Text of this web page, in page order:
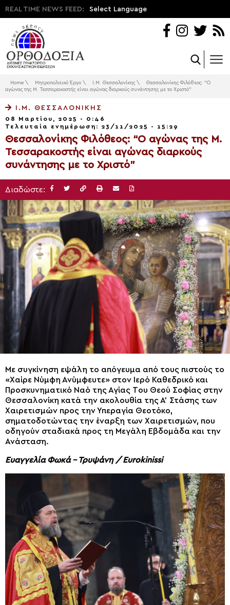
REAL TIME NEWS FEED: Select Language
Home \ Μητροπολιτικό Έργο \ Ι.Μ. Θεσσαλονίκης \
Θεσσαλονίκης Φιλόθεος: “Ο
αγώνας της Μ. Τεσσαρακοστής είναι αγώνας διαρκούς συνάντησης με το Χριστό”
Ι.Μ. ΘΕΣΣΑΛΟΝΊΚΗΣ
08 Μαρτίου, 2025 - 0:46
Τελευταία ενημέρωση: 23/11/2025 - 15:29
Θεσσαλονίκης Φιλόθεος: “Ο αγώνας της Μ.
Τεσσαρακοστής είναι αγώνας διαρκούς
συνάντησης με το Χριστό”
Διαδώστε:
Με συγκίνηση εψάλη το απόγευμα από τους πιστούς το
«Χαίρε Νύμφη Ανύμφευτε» στον Ιερό Καθεδρικό και
Προσκυνηματικό Ναό της Αγίας Tου Θεού Σοφίας στην
Θεσσαλονίκη κατά την ακολουθία της Α’ Στάσης των
Χαιρετισμών προς την Υπεραγία Θεοτόκο,
σηματοδοτώντας την έναρξη των Χαιρετισμών, που
οδηγούν σταδιακά προς τη Μεγάλη Εβδομάδα και την
Ανάσταση.
Ευαγγελία Φωκά – Τρυψάνη / Eurokinissi